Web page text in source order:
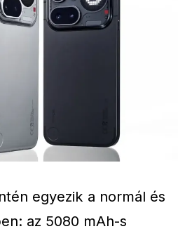
egyezik a normál és
az 5080 mAh-s